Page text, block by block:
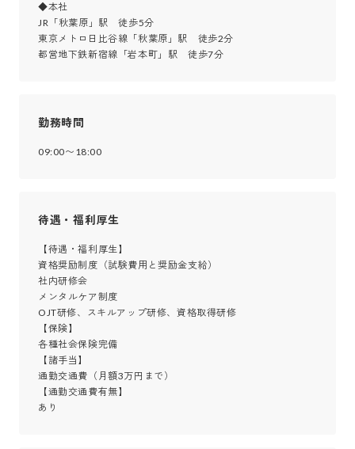
◆本社
JR「秋葉原」駅　徒歩5分
東京メトロ日比谷線「秋葉原」駅　徒歩2分
都営地下鉄新宿線「岩本町」駅　徒歩7分
勤務時間
09:00〜18:00
待遇・福利厚生
【待遇・福利厚生】
資格奨励制度（試験費用と奨励金支給）
社内研修会
メンタルケア制度
OJT研修、スキルアップ研修、資格取得研修
【保険】
各種社会保険完備
【諸手当】
通勤交通費（月額3万円まで）
【通勤交通費有無】
あり